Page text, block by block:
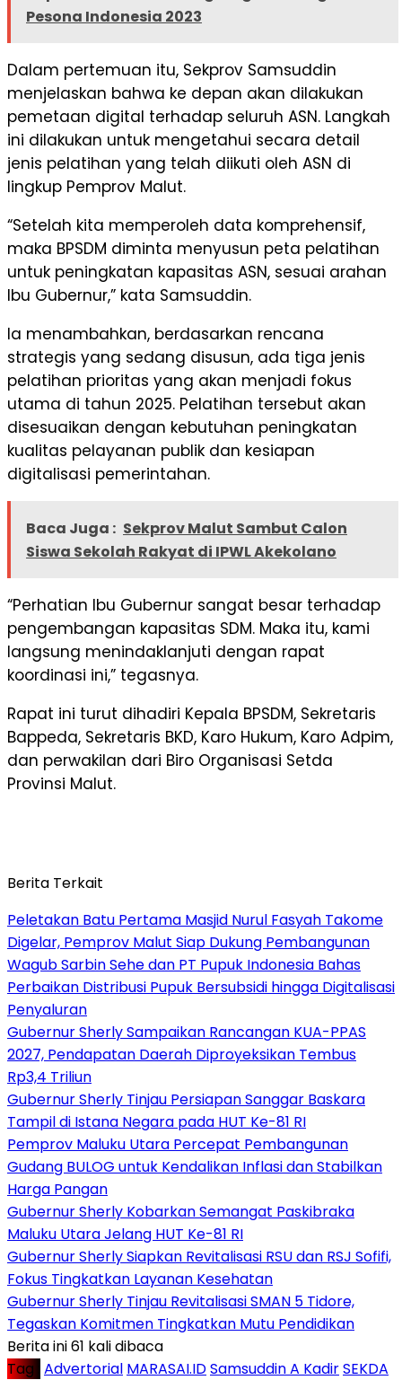
Pesona Indonesia 2023
Dalam pertemuan itu, Sekprov Samsuddin
menjelaskan bahwa ke depan akan dilakukan
pemetaan digital terhadap seluruh ASN. Langkah
ini dilakukan untuk mengetahui secara detail
jenis pelatihan yang telah diikuti oleh ASN di
lingkup Pemprov Malut.
“Setelah kita memperoleh data komprehensif,
maka BPSDM diminta menyusun peta pelatihan
untuk peningkatan kapasitas ASN, sesuai arahan
Ibu Gubernur,” kata Samsuddin.
Ia menambahkan, berdasarkan rencana
strategis yang sedang disusun, ada tiga jenis
pelatihan prioritas yang akan menjadi fokus
utama di tahun 2025. Pelatihan tersebut akan
disesuaikan dengan kebutuhan peningkatan
kualitas pelayanan publik dan kesiapan
digitalisasi pemerintahan.
Baca Juga : Sekprov Malut Sambut Calon
Siswa Sekolah Rakyat di IPWL Akekolano
“Perhatian Ibu Gubernur sangat besar terhadap
pengembangan kapasitas SDM. Maka itu, kami
langsung menindaklanjuti dengan rapat
koordinasi ini,” tegasnya.
Rapat ini turut dihadiri Kepala BPSDM, Sekretaris
Bappeda, Sekretaris BKD, Karo Hukum, Karo Adpim,
dan perwakilan dari Biro Organisasi Setda
Provinsi Malut.
Berita Terkait
Peletakan Batu Pertama Masjid Nurul Fasyah Takome
Digelar, Pemprov Malut Siap Dukung Pembangunan
Wagub Sarbin Sehe dan PT Pupuk Indonesia Bahas
Perbaikan Distribusi Pupuk Bersubsidi hingga Digitalisasi
Penyaluran
Gubernur Sherly Sampaikan Rancangan KUA-PPAS
2027, Pendapatan Daerah Diproyeksikan Tembus
Rp3,4 Triliun
Gubernur Sherly Tinjau Persiapan Sanggar Baskara
Tampil di Istana Negara pada HUT Ke-81 RI
Pemprov Maluku Utara Percepat Pembangunan
Gudang BULOG untuk Kendalikan Inflasi dan Stabilkan
Harga Pangan
Gubernur Sherly Kobarkan Semangat Paskibraka
Maluku Utara Jelang HUT Ke-81 RI
Gubernur Sherly Siapkan Revitalisasi RSU dan RSJ Sofifi,
Fokus Tingkatkan Layanan Kesehatan
Gubernur Sherly Tinjau Revitalisasi SMAN 5 Tidore,
Tegaskan Komitmen Tingkatkan Mutu Pendidikan
Berita ini 61 kali dibaca
Tag : Advertorial MARASAI.IDSamsuddin A KadirSEKDA